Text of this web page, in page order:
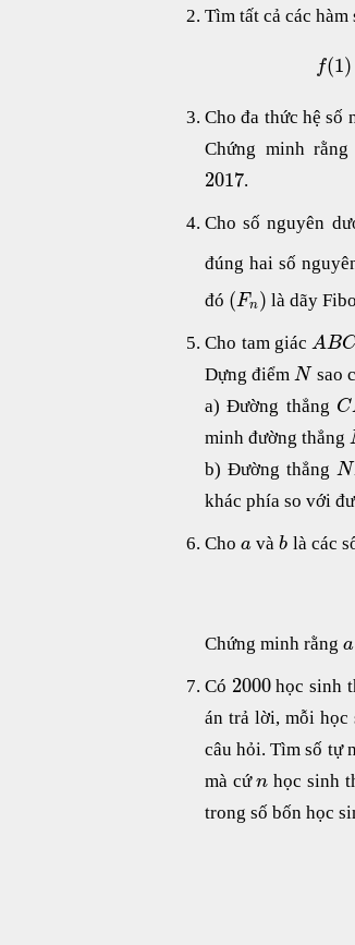
Tìm tất cả các hàm
f(1)
Cho đa thức hệ số
Chứng minh rằng
2017.
Cho số nguyên
đúng hai số
đó (Fn) là dãy
Cho tam giác ABC
Dựng điểm N sao
a) Đường thẳng C
minh đường thẳng
b) Đường thẳng N
khác phía so với
Cho a vàb là các
Chứng minh rằng a
Có 2000học sinh
án trả lời, mỗi học
câu hỏi. Tìm số tự
mà cứn học sinh
trong số bốn học